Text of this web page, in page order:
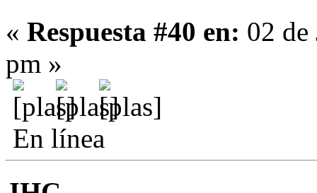
« Respuesta #40 en: 02
pm »
En línea